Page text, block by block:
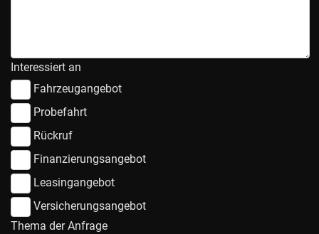
Interessiert an
Fahrzeugangebot
Probefahrt
Rückruf
Finanzierungsangebot
Leasingangebot
Versicherungsangebot
Thema der Anfrage